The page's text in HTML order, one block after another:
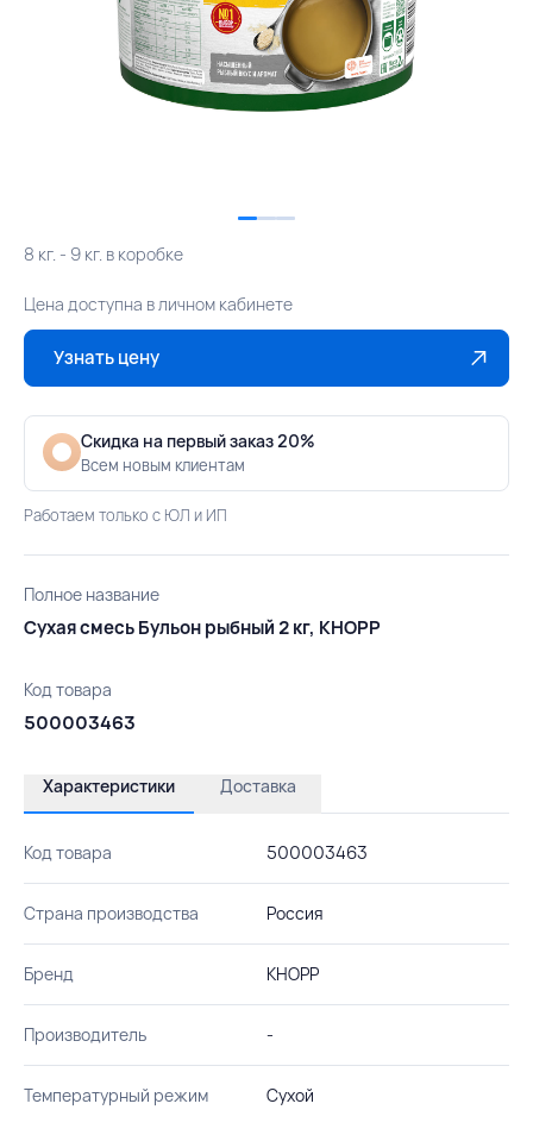
8 кг. - 9 кг. в коробке
Цена доступна в личном кабинете
Узнать цену
Скидка на первый заказ 20%
Всем новым клиентам
Работаем только с ЮЛ и ИП
Полное название
Сухая смесь Бульон рыбный 2 кг, КНОРР
Код товара
500003463
Характеристики Доставка
Код товара 500003463
Страна производства Россия
Бренд КНОРР
Производитель -
Температурный режим Сухой